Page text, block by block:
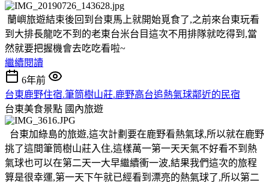
蘭嶼旅遊結束後回到台東馬上就開始覓食了,之前來台東玩看
到大排長龍吃不到的老東台米台目這次不用排隊就吃得到,當
然就要把握機會去吃吃看啦~
繼續閱讀
6年前
台東鹿野住宿.筆筒樹山莊.鹿野高台追熱氣球鄰近的民宿
台東美食景點 國內旅遊
台東加綠島的旅遊,這次計劃要在鹿野看熱氣球,所以就在鹿野
挑了這間筆筒樹山莊入住,這樣萬一第一天天氣不好看不到熱
氣球也可以在第二天一大早繼續衝一波,結果我們這次的旅程
算是很幸運,第一天下午就已經看到漂亮的熱氣球了,所以第二